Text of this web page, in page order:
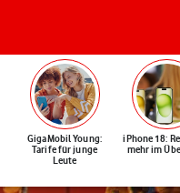
GigaMobil Young:
Tarife für junge
Leute
iPhone 18:
mehr im